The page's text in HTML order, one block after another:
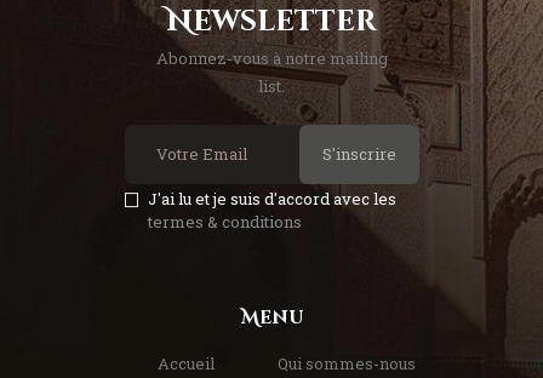
Newsletter
Abonnez-vous à notre mailing
list.
S'inscrire
J'ai lu et je suis d'accord avec les
termes & conditions
Menu
Accueil
Qui sommes-nous